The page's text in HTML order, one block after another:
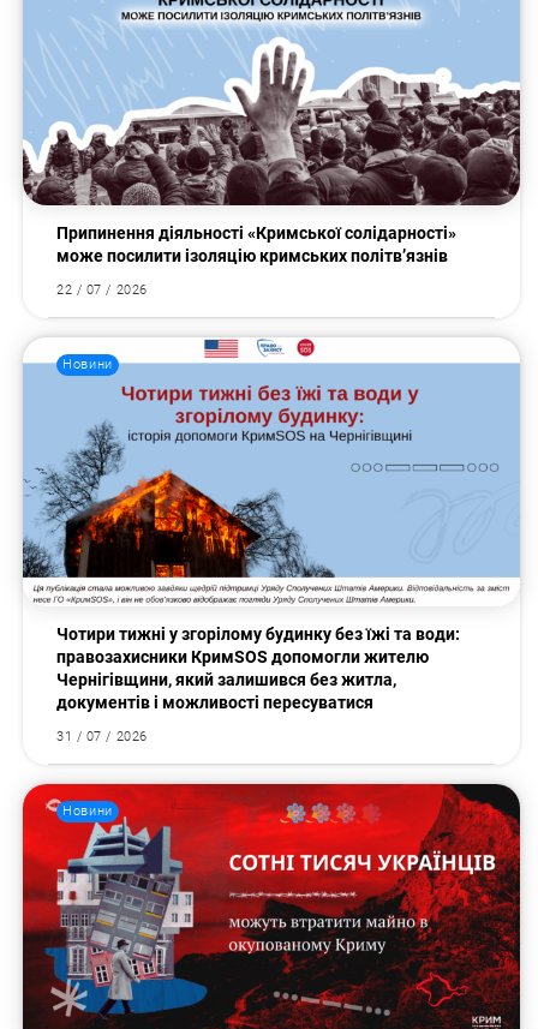
Пошук за запитом:
Припинення діяльності «Кримської солідарності»
може посилити ізоляцію кримських політв’язнів
22 / 07 / 2026
Новини
Чотири тижні у згорілому будинку без їжі та води:
правозахисники КримSOS допомогли жителю
Чернігівщини, який залишився без житла,
документів і можливості пересуватися
31 / 07 / 2026
Новини